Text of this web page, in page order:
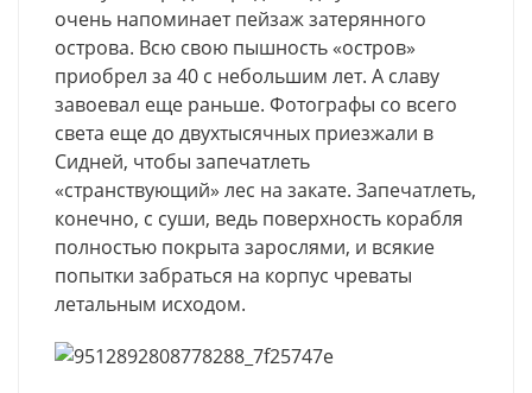
очень напоминает пейзаж затерянного
острова. Всю свою пышность «остров»
приобрел за 40 с небольшим лет. А славу
завоевал еще раньше. Фотографы со всего
света еще до двухтысячных приезжали в
Сидней, чтобы запечатлеть
«странствующий» лес на закате. Запечатлеть,
конечно, с суши, ведь поверхность корабля
полностью покрыта зарослями, и всякие
попытки забраться на корпус чреваты
летальным исходом.